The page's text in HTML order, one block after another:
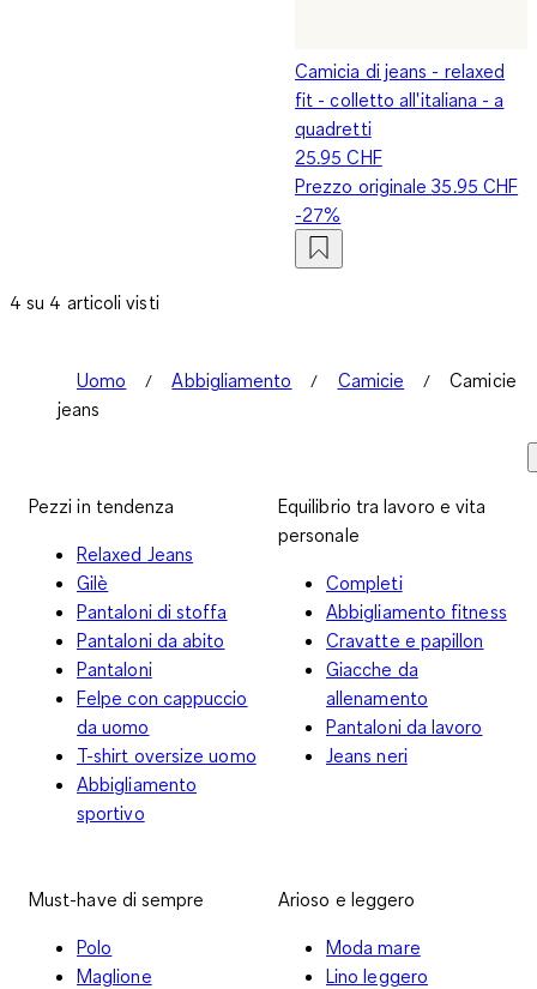
Camicia di jeans - relaxed
fit - colletto all'italiana - a
quadretti
25.95 CHF
Prezzo originale35.95 CHF
-27%
4 su 4 articoli visti
Uomo Abbigliamento Camicie
Camicie
jeans
Pezzi in tendenza
Relaxed Jeans
Gilè
Pantaloni di stoffa
Pantaloni da abito
Pantaloni
Felpe con cappuccio
da uomo
T-shirt oversize uomo
Abbigliamento
sportivo
Equilibrio tra lavoro e vita
personale
Completi
Abbigliamento fitness
Cravatte e papillon
Giacche da
allenamento
Pantaloni da lavoro
Jeans neri
Must-have di sempre
Polo
Maglione
Arioso e leggero
Moda mare
Lino leggero